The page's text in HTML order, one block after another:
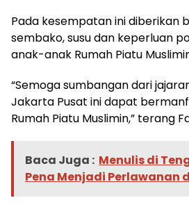
Pada kesempatan ini diberikan
sembako, susu dan keperluan
anak-anak Rumah Piatu
“Semoga sumbangan dari
Jakarta Pusat ini dapat
Rumah Piatu Muslimin,” terang
Baca Juga : Menulis di
Pena Menjadi Perlawanan